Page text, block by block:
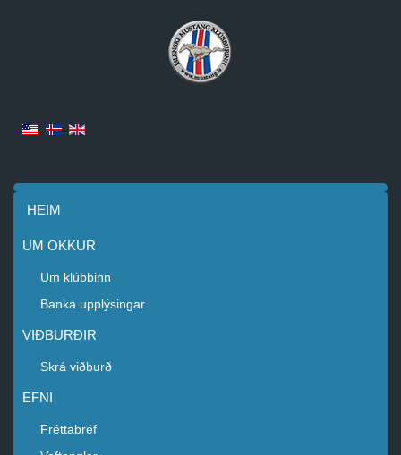
HEIM
UM OKKUR
Um klúbbinn
Banka upplýsingar
VIÐBURÐIR
Skrá viðburð
EFNI
Fréttabréf